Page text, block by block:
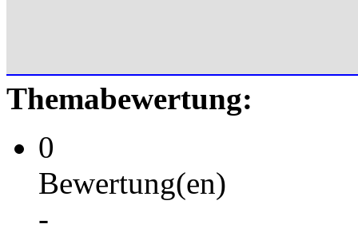
Themabewertung:
0
Bewertung(en)
-